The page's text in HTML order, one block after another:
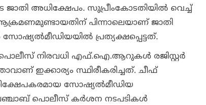
അധിക്ഷേപം. സുപ്രീംകോടതിയില്‍ വെച്ച്
പിന്നാലെയാണ് ജാതി
പ്രത്യക്ഷപ്പെട്ടത്.
നിരവധി എഫ്.ഐ.ആറുകള്‍ രജിസ്റ്റര്‍
ഇക്കാര്യം സ്ഥിരീകരിച്ചത്. ചീഫ്
സോഷ്യല്‍മീഡിയ
പൊലീസ് കര്‍ശന നടപടികള്‍